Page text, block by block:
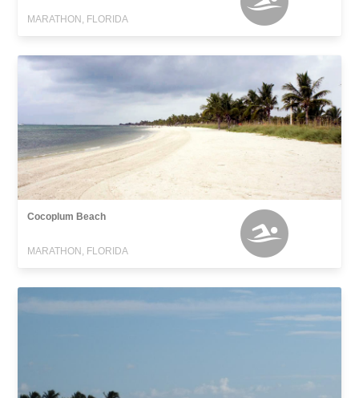
MARATHON, FLORIDA
Cocoplum Beach
MARATHON, FLORIDA